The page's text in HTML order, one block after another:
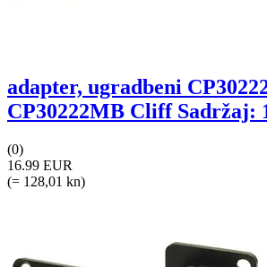
adapter, ugradbeni
CP30222MB Cliff Sadržaj:
(0)
16.99 EUR
(= 128,01 kn)